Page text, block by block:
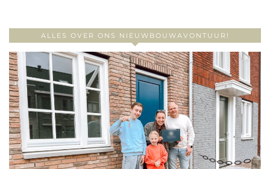
ALLES OVER ONS NIEUWBOUWAVONTUUR!